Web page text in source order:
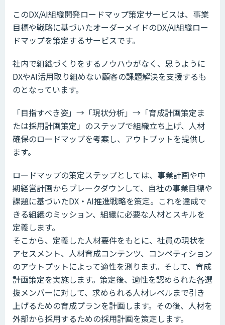
このDX/AI組織開発ロードマップ策定サービスは、事業
目標や戦略に基づいたオーダーメイドのDX/AI組織ロー
ドマップを策定するサービスです。
社内で組織づくりをするノウハウがなく、思うように
DXやAI活用取り組めない顧客の課題解決を支援するも
のとなっています。
「目指すべき姿」→「現状分析」→「育成計画策定ま
たは採用計画策定」のステップで組織立ち上げ、人材
確保のロードマップを考案し、アウトプットを提供し
ます。
ロードマップの策定ステップとしては、事業計画や中
期経営計画からブレークダウンして、自社の事業目標や
課題に基づいたDX・AI推進戦略を策定。これを達成で
きる組織のミッション、組織に必要な人材とスキルを
定義します。
そこから、定義した人材要件をもとに、社員の現状を
アセスメント、人材育成コンテンツ、コンペティション
のアウトプットによって適性を測ります。そして、育成
計画策定を実施します。策定後、適性を認められた各選
抜メンバーに対して、求められる人材レベルまで引き
上げるための育成プランを計画します。その後、人材を
外部から採用するための採用計画を策定します。